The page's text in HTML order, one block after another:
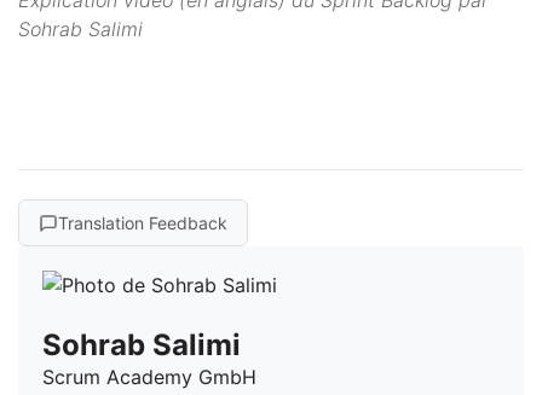
Sohrab Salimi
Translation Feedback
Sohrab Salimi
Scrum Academy GmbH